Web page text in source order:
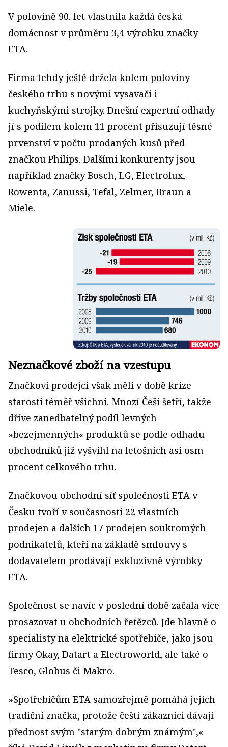
V polovině 90. let vlastnila každá česká
domácnost v průměru 3,4 výrobku značky
ETA.
Firma tehdy ještě držela kolem poloviny
českého trhu s novými vysavači i
kuchyňskými strojky. Dnešní expertní odhady
jí s podílem kolem 11 procent přisuzují těsné
prvenství v počtu prodaných kusů před
značkou Philips. Dalšími konkurenty jsou
například značky Bosch, LG, Electrolux,
Rowenta, Zanussi, Tefal, Zelmer, Braun a
Miele.
Neznačkové zboží na vzestupu
Značkoví prodejci však měli v době krize
starosti téměř všichni. Mnozí Češi šetří, takže
dříve zanedbatelný podíl levných
»bezejmenných« produktů se podle odhadu
obchodníků již vyšvihl na letošních asi osm
procent celkového trhu.
Značkovou obchodní síť společnosti ETA v
Česku tvoří v současnosti 22 vlastních
prodejen a dalších 17 prodejen soukromých
podnikatelů, kteří na základě smlouvy s
dodavatelem prodávají exkluzivně výrobky
ETA.
Společnost se navíc v poslední době začala více
prosazovat u obchodních řetězců. Jde hlavně o
specialisty na elektrické spotřebiče, jako jsou
firmy Okay, Datart a Electroworld, ale také o
Tesco, Globus či Makro.
»Spotřebičům ETA samozřejmě pomáhá jejich
tradiční značka, protože čeští zákazníci dávají
přednost svým "starým dobrým známým",«